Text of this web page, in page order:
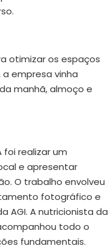
otimizar os espaços
empresa vinha
manhã, almoço e
foi realizar um
e apresentar
O trabalho envolveu
fotográfico e
AGI. A nutricionista da
todo o
fundamentais.